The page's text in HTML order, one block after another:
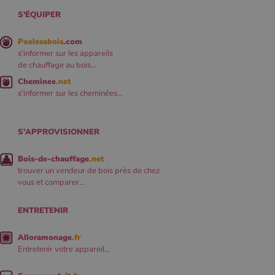
S'ÉQUIPER
Poelesabois.com
s'informer sur les appareils
de chauffage au bois...
Cheminee.net
s'informer sur les cheminées...
S'APPROVISIONNER
Bois-de-chauffage.net
trouver un vendeur de bois près de chez
vous et comparer...
ENTRETENIR
Alloramonage.fr
Entretenir votre appareil...